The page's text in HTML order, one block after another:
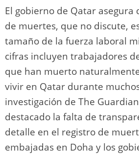
El gobierno de Qatar asegura
de muertes, que no discute,
tamaño de la fuerza laboral
cifras incluyen trabajadores
que han muerto
vivir en Qatar durante
investigación de The
destacado la falta de
detalle en el registro de
embajadas en Doha y los